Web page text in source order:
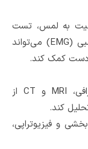
به لمس، تست
تأثیر ولتاژ الکتریکی (NCS) و تست موج عصبی (EMG) می‌تواند
کمک کند.
انجام تصویربرداری مانند رادیوگرافی، سونوگرافی، MRI و CT از
کند.
و فیزیوتراپی،